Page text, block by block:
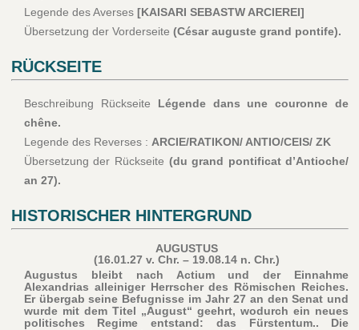
Legende des Averses [KAISARI SEBASTW ARCIEREI]
Übersetzung der Vorderseite (César auguste grand pontife).
RÜCKSEITE
Beschreibung Rückseite Légende dans une couronne de
chêne.
Legende des Reverses : ARCIE/RATIKON/ ANTIO/CEIS/ ZK
Übersetzung der Rückseite (du grand pontificat d’Antioche/
an 27).
HISTORISCHER HINTERGRUND
AUGUSTUS
(16.01.27 v. Chr. – 19.08.14 n. Chr.)
Augustus bleibt nach Actium und der Einnahme
Alexandrias alleiniger Herrscher des Römischen Reiches.
Er übergab seine Befugnisse im Jahr 27 an den Senat und
wurde mit dem Titel „August“ geehrt, wodurch ein neues
politisches Regime entstand: das Fürstentum.. Die